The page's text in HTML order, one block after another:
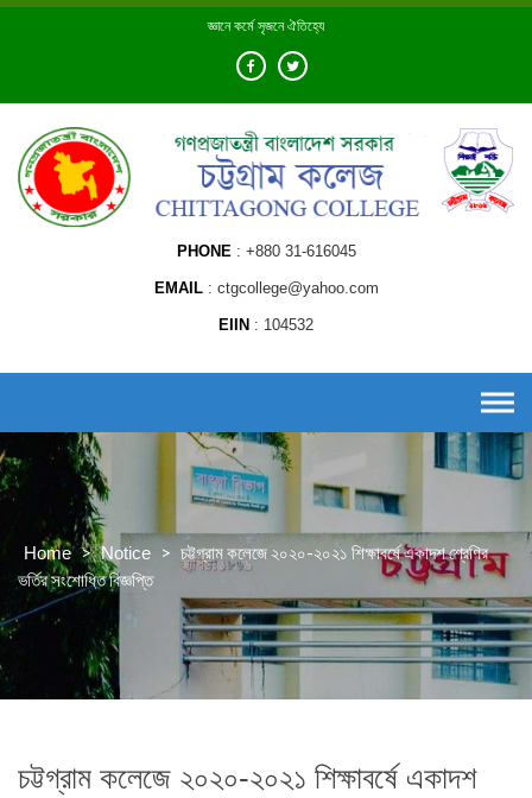
Skip
জ্ঞানে কর্মে সৃজনে ঐতিহ্যে
PHONE +880 31-616045
EMAIL ctgcollege@yahoo.com
EIIN 104532
Home > Notice > চট্টগ্রাম কলেজে ২০২০-২০২১ শিক্ষাবর্ষে একাদশ শ্রেণির
ভর্তির সংশোধিত বিজ্ঞপ্তি
চট্টগ্রাম কলেজে ২০২০-২০২১ শিক্ষাবর্ষে একাদশ